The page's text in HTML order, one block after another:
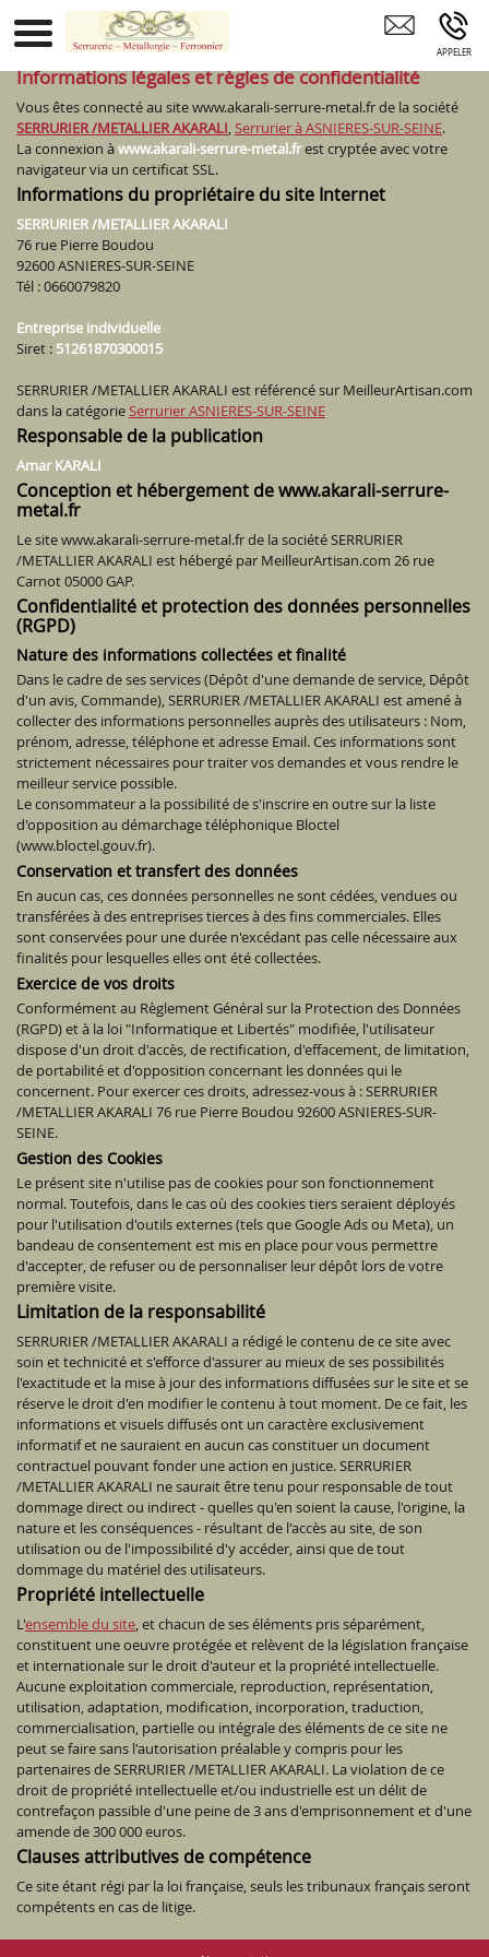
Informations légales et règles de confidentialité
Vous êtes connecté au site www.akarali-serrure-metal.fr de la société
SERRURIER /METALLIER AKARALI,Serrurier à ASNIERES-SUR-SEINE.
La connexion àwww.akarali-serrure-metal.frest cryptée avec votre
navigateur via un certificat SSL.
Informations du propriétaire du site Internet
SERRURIER /METALLIER AKARALI
76 rue Pierre Boudou
92600 ASNIERES-SUR-SEINE
Tél : 0660079820
Entreprise individuelle
Siret : 51261870300015
SERRURIER /METALLIER AKARALI est référencé sur MeilleurArtisan.com
dans la catégorieSerrurier ASNIERES-SUR-SEINE
Responsable de la publication
Amar KARALI
Conception et hébergement de www.akarali-serrure-
metal.fr
Le site www.akarali-serrure-metal.fr de la société SERRURIER
/METALLIER AKARALI est hébergé par MeilleurArtisan.com 26 rue
Carnot 05000 GAP.
Confidentialité et protection des données personnelles
(RGPD)
Nature des informations collectées et finalité
Dans le cadre de ses services (Dépôt d'une demande de service, Dépôt
d'un avis, Commande), SERRURIER /METALLIER AKARALI est amené à
collecter des informations personnelles auprès des utilisateurs : Nom,
prénom, adresse, téléphone et adresse Email. Ces informations sont
strictement nécessaires pour traiter vos demandes et vous rendre le
meilleur service possible.
Le consommateur a la possibilité de s'inscrire en outre sur la liste
d'opposition au démarchage téléphonique Bloctel
(www.bloctel.gouv.fr).
Conservation et transfert des données
En aucun cas, ces données personnelles ne sont cédées, vendues ou
transférées à des entreprises tierces à des fins commerciales. Elles
sont conservées pour une durée n'excédant pas celle nécessaire aux
finalités pour lesquelles elles ont été collectées.
Exercice de vos droits
Conformément au Règlement Général sur la Protection des Données
(RGPD) et à la loi "Informatique et Libertés" modifiée, l'utilisateur
dispose d'un droit d'accès, de rectification, d'effacement, de limitation,
de portabilité et d'opposition concernant les données qui le
concernent. Pour exercer ces droits, adressez-vous à : SERRURIER
/METALLIER AKARALI 76 rue Pierre Boudou 92600 ASNIERES-SUR-
SEINE.
Gestion des Cookies
Le présent site n'utilise pas de cookies pour son fonctionnement
normal. Toutefois, dans le cas où des cookies tiers seraient déployés
pour l'utilisation d'outils externes (tels que Google Ads ou Meta), un
bandeau de consentement est mis en place pour vous permettre
d'accepter, de refuser ou de personnaliser leur dépôt lors de votre
première visite.
Limitation de la responsabilité
SERRURIER /METALLIER AKARALI a rédigé le contenu de ce site avec
soin et technicité et s'efforce d'assurer au mieux de ses possibilités
l'exactitude et la mise à jour des informations diffusées sur le site et se
réserve le droit d'en modifier le contenu à tout moment. De ce fait, les
informations et visuels diffusés ont un caractère exclusivement
informatif et ne sauraient en aucun cas constituer un document
contractuel pouvant fonder une action en justice. SERRURIER
/METALLIER AKARALI ne saurait être tenu pour responsable de tout
dommage direct ou indirect - quelles qu'en soient la cause, l'origine, la
nature et les conséquences - résultant de l'accès au site, de son
utilisation ou de l'impossibilité d'y accéder, ainsi que de tout
dommage du matériel des utilisateurs.
Propriété intellectuelle
L'ensemble du site, et chacun de ses éléments pris séparément,
constituent une oeuvre protégée et relèvent de la législation française
et internationale sur le droit d'auteur et la propriété intellectuelle.
Aucune exploitation commerciale, reproduction, représentation,
utilisation, adaptation, modification, incorporation, traduction,
commercialisation, partielle ou intégrale des éléments de ce site ne
peut se faire sans l'autorisation préalable y compris pour les
partenaires de SERRURIER /METALLIER AKARALI. La violation de ce
droit de propriété intellectuelle et/ou industrielle est un délit de
contrefaçon passible d'une peine de 3 ans d'emprisonnement et d'une
amende de 300 000 euros.
Clauses attributives de compétence
Ce site étant régi par la loi française, seuls les tribunaux français seront
compétents en cas de litige.